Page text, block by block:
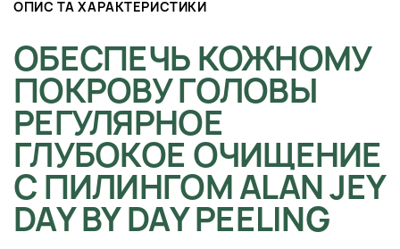
ОПИС ТА ХАРАКТЕРИСТИКИ
ОБЕСПЕЧЬ КОЖНОМУ
ПОКРОВУ ГОЛОВЫ
РЕГУЛЯРНОЕ
ГЛУБОКОЕ ОЧИЩЕНИЕ
С ПИЛИНГОМ ALAN JEY
DAY BY DAY PEELING